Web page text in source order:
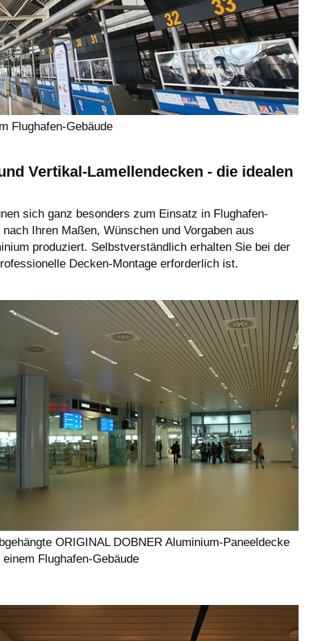
Flughafen-Gebäude
Vertikal-Lamellendecken - die idealen
sich ganz besonders zum Einsatz in Flughafen-
Ihren Maßen, Wünschen und Vorgaben aus
produziert. Selbstverständlich erhalten Sie bei der
Decken-Montage erforderlich ist.
ORIGINAL DOBNER Aluminium-Paneeldecke
einem Flughafen-Gebäude